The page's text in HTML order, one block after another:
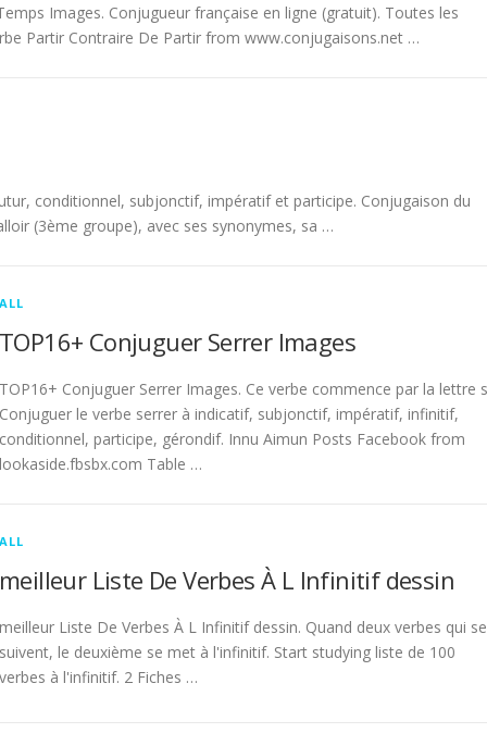
Images. Conjugueur française en ligne (gratuit). Toutes les
Partir Contraire De Partir from www.conjugaisons.net …
conditionnel, subjonctif, impératif et participe. Conjugaison du
(3ème groupe), avec ses synonymes, sa …
ALL
TOP16+ Conjuguer Serrer Images
TOP16+ Conjuguer Serrer Images. Ce verbe commence par la lettre
Conjuguer le verbe serrer à indicatif, subjonctif, impératif, infinitif,
conditionnel, participe, gérondif. Innu Aimun Posts Facebook from
lookaside.fbsbx.com Table …
ALL
meilleur Liste De Verbes À L Infinitif dessin
meilleur Liste De Verbes À L Infinitif dessin. Quand deux verbes qui se
suivent, le deuxième se met à l'infinitif. Start studying liste de 100
verbes à l'infinitif. 2 Fiches …